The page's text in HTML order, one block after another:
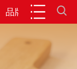
品牌产品 投